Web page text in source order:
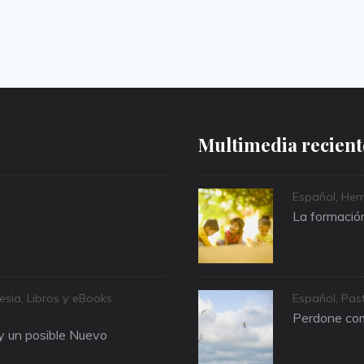
, Libros y eBooks
un posible Nuevo
Multimedia
Categories
Español,
La
Categories
Español,
Perdone